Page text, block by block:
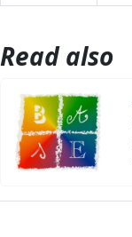
Read also